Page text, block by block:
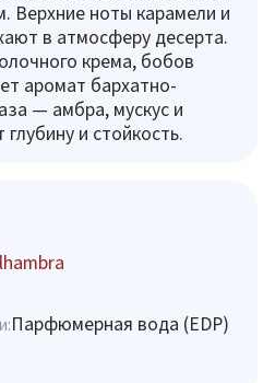
Верхние ноты карамели и
в атмосферу десерта.
крема, бобов
аромат бархатно-
— амбра, мускус и
и стойкость.
Парфюмерная вода (EDP)